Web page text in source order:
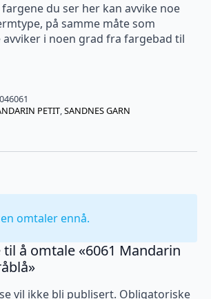
du ser her kan avvike noe
på samme måte som
i noen grad fra fargebad til
PETIT,SANDNES GARN
omtaler ennå.
å omtale «6061 Mandarin
vil ikke bli publisert. Obligatoriske